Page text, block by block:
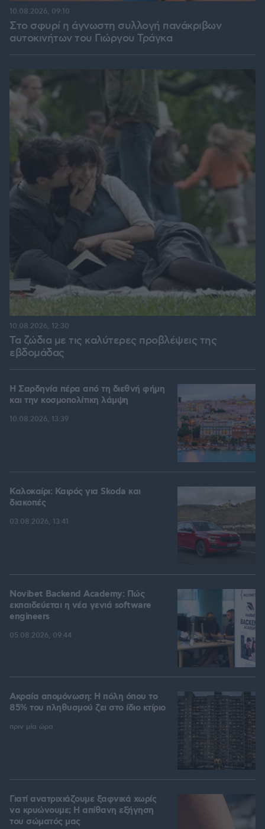
Στο σφυρί η άγνωστη συλλογή πανάκριβων
αυτοκινήτων του Γιώργου Τράγκα
10.08.2026, 09:10
Τα ζώδια με τις καλύτερες προβλέψεις της
εβδομάδας
10.08.2026, 12:30
Η Σαρδηνία πέρα από τη διεθνή φήμη
και την κοσμοπολίτικη λάμψη
10.08.2026, 13:39
Καλοκαίρι: Καιρός για Skoda και
διακοπές
03.08.2026, 13:41
Novibet Backend Academy: Πώς
εκπαιδεύεται η νέα γενιά software
engineers
05.08.2026, 09:44
Ακραία απομόνωση: Η πόλη όπου το
85% του πληθυσμού ζει στο ίδιο κτίριο
πριν μία ώρα
Γιατί ανατριχιάζουμε ξαφνικά χωρίς
να κρυώνουμε; Η απίθανη εξήγηση
του σώματός μας